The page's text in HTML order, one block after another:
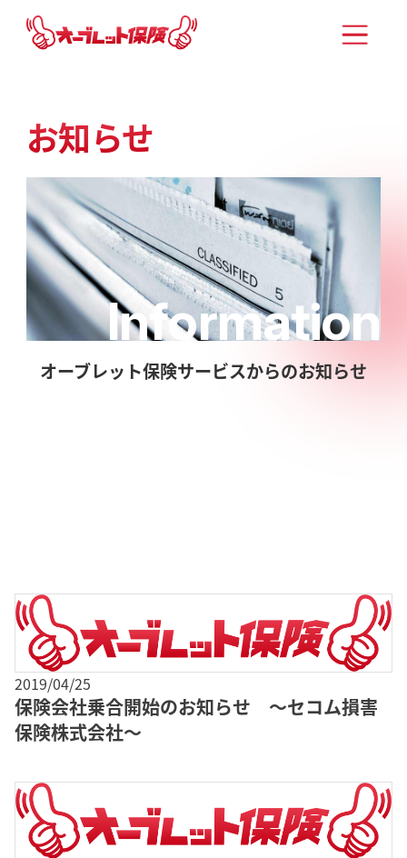
お知らせ
Information
オーブレット保険サービスからのお知らせ
2019/04/25
保険会社乗合開始のお知らせ ～セコム損害
保険株式会社～